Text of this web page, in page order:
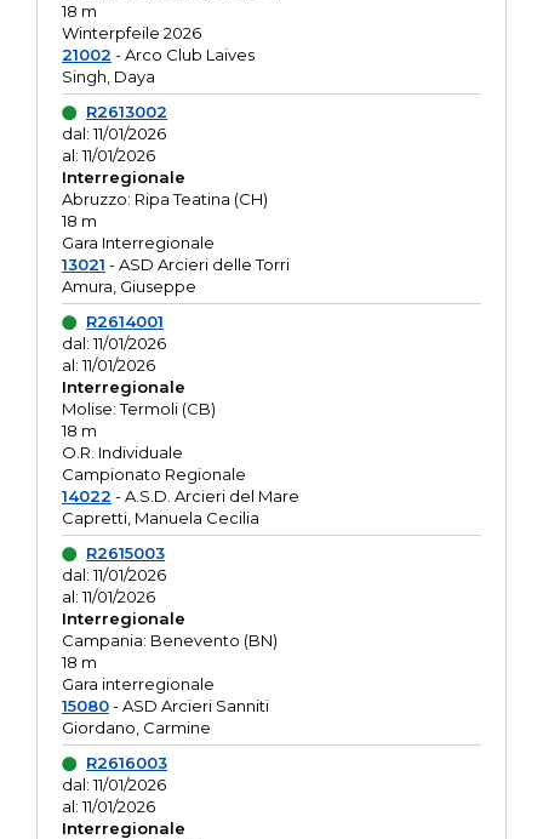
18 m
Winterpfeile 2026
21002 - Arco Club Laives
Singh, Daya
R2613002
dal: 11/01/2026
al: 11/01/2026
Interregionale
Abruzzo: Ripa Teatina (CH)
18 m
Gara Interregionale
13021 - ASD Arcieri delle Torri
Amura, Giuseppe
R2614001
dal: 11/01/2026
al: 11/01/2026
Interregionale
Molise: Termoli (CB)
18 m
O.R. Individuale
Campionato Regionale
14022 - A.S.D. Arcieri del Mare
Capretti, Manuela Cecilia
R2615003
dal: 11/01/2026
al: 11/01/2026
Interregionale
Campania: Benevento (BN)
18 m
Gara interregionale
15080- ASD Arcieri Sanniti
Giordano, Carmine
R2616003
dal: 11/01/2026
al: 11/01/2026
Interregionale